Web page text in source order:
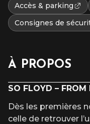
Accès & parking
Consignes de
À PROPOS
SO FLOYD –
Dès les premières
celle de retrouver